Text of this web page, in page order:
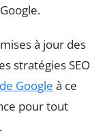
à jour des
stratégies SEO
Google à ce
pour tout